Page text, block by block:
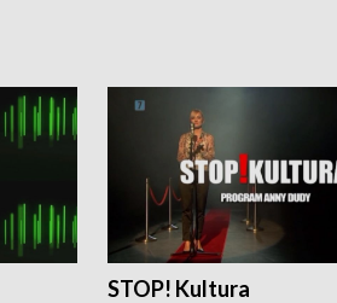
STOP! Kultura